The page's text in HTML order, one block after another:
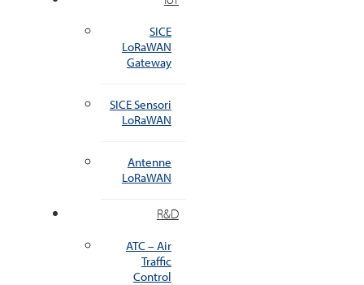
SICE
LoRaWAN
Gateway
SICE Sensori
LoRaWAN
Antenne
LoRaWAN
R&D
ATC – Air
Traffic
Control